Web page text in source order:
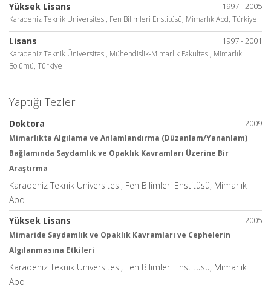
1997 - 2005
Yüksek Lisans
Karadeniz Teknik Üniversitesi, Fen Bilimleri Enstitüsü, Mimarlık Abd, Türkiye
1997 - 2001
Lisans
Karadeniz Teknik Üniversitesi, Mühendislik-Mimarlık Fakültesi, Mimarlık
Bölümü, Türkiye
Yaptığı Tezler
2009
Doktora
Mimarlıkta Algılama ve Anlamlandırma (Düzanlam/Yananlam)
Bağlamında Saydamlık ve Opaklık Kavramları Üzerine Bir
Araştırma
Karadeniz Teknik Üniversitesi, Fen Bilimleri Enstitüsü, Mimarlık
Abd
2005
Yüksek Lisans
Mimaride Saydamlık ve Opaklık Kavramları ve Cephelerin
Algılanmasına Etkileri
Karadeniz Teknik Üniversitesi, Fen Bilimleri Enstitüsü, Mimarlık
Abd